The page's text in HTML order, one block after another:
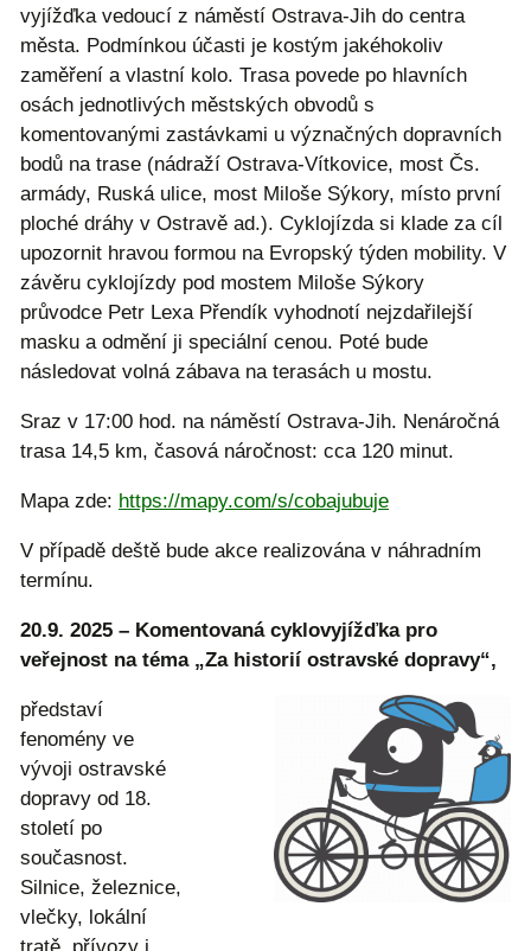
vyjížďka vedoucí z náměstí Ostrava-Jih do centra
města. Podmínkou účasti je kostým jakéhokoliv
zaměření a vlastní kolo. Trasa povede po hlavních
osách jednotlivých městských obvodů s
komentovanými zastávkami u význačných dopravních
bodů na trase (nádraží Ostrava-Vítkovice, most Čs.
armády, Ruská ulice, most Miloše Sýkory, místo první
ploché dráhy v Ostravě ad.). Cyklojízda si klade za cíl
upozornit hravou formou na Evropský týden mobility. V
závěru cyklojízdy pod mostem Miloše Sýkory
průvodce Petr Lexa Přendík vyhodnotí nejzdařilejší
masku a odmění ji speciální cenou. Poté bude
následovat volná zábava na terasách u mostu.
Sraz v 17:00 hod. na náměstí Ostrava-Jih. Nenáročná
trasa 14,5 km, časová náročnost: cca 120 minut.
Mapa zde: https://mapy.com/s/cobajubuje
V případě deště bude akce realizována v náhradním
termínu.
20.9. 2025 – Komentovaná cyklovyjížďka pro
veřejnost na téma „Za historií ostravské dopravy“,
představí
fenomény ve
vývoji ostravské
dopravy od 18.
století po
současnost.
Silnice, železnice,
vlečky, lokální